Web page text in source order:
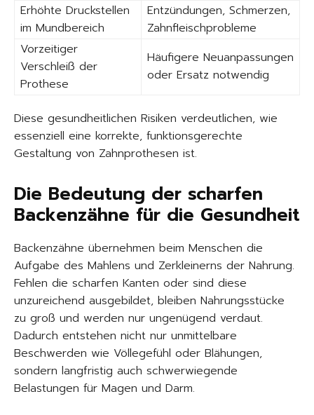
Erhöhte Druckstellen
im Mundbereich
Entzündungen, Schmerzen,
Zahnfleischprobleme
Vorzeitiger
Verschleiß der
Prothese
Häufigere Neuanpassungen
oder Ersatz notwendig
Diese gesundheitlichen Risiken verdeutlichen, wie
essenziell eine korrekte, funktionsgerechte
Gestaltung von Zahnprothesen ist.
Die Bedeutung der scharfen
Backenzähne für die Gesundheit
Backenzähne übernehmen beim Menschen die
Aufgabe des Mahlens und Zerkleinerns der Nahrung.
Fehlen die scharfen Kanten oder sind diese
unzureichend ausgebildet, bleiben Nahrungsstücke
zu groß und werden nur ungenügend verdaut.
Dadurch entstehen nicht nur unmittelbare
Beschwerden wie Völlegefühl oder Blähungen,
sondern langfristig auch schwerwiegende
Belastungen für Magen und Darm.